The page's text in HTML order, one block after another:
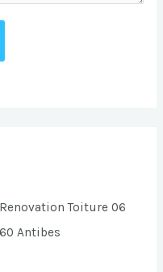
Toiture 06
Antibes